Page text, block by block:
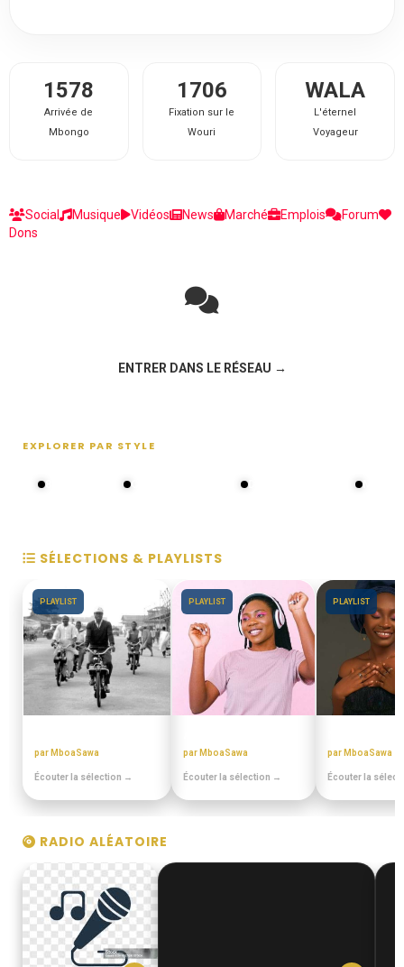
1578
Arrivée de
Mbongo
1706
Fixation sur le
Wouri
WALA
L'éternel
Voyageur
Social Musique Vidéos News Marché Emplois
Forum
Dons
ENTRER DANS LE RÉSEAU →
EXPLORER PAR STYLE
SÉLECTIONS & PLAYLISTS
PLAYLIST
par MboaSawa
Écouter la sélection →
PLAYLIST
par MboaSawa
Écouter la sélection →
PLAYLIST
par MboaSawa
Écouter la
RADIO ALÉATOIRE